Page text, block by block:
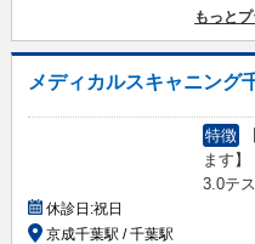
もっと
メディカルスキャニング
特徴
ます】
3.0テ
休診日:祝日
京成千葉駅 / 千葉駅